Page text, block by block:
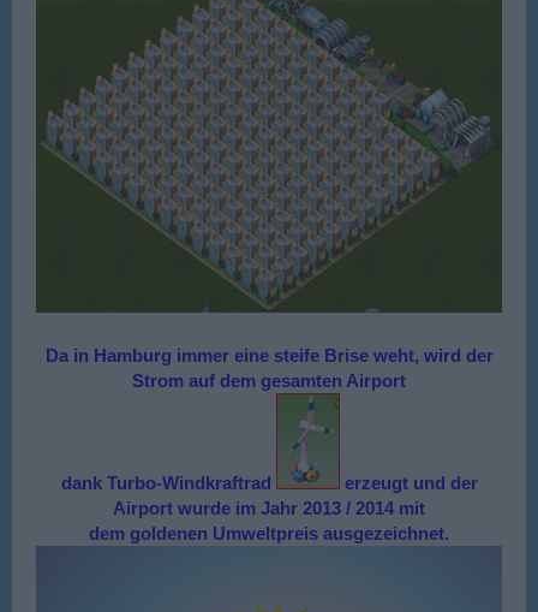
Da in Hamburg immer eine steife Brise weht, wird der
Strom auf dem gesamten Airport
dank Turbo-Windkraftrad
erzeugt und der
Airport wurde im Jahr 2013 / 2014 mit
dem goldenen Umweltpreis ausgezeichnet.